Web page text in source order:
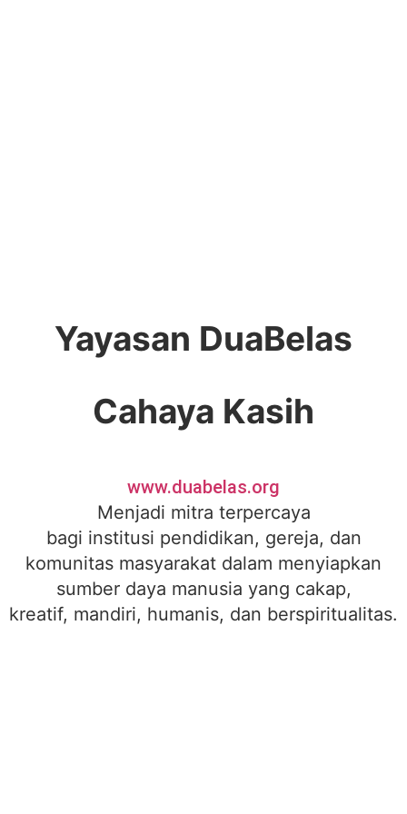
Yayasan DuaBelas
Cahaya Kasih
www.duabelas.org
Menjadi mitra terpercaya
bagi institusi pendidikan, gereja, dan
komunitas masyarakat dalam menyiapkan
sumber daya manusia yang cakap,
kreatif, mandiri, humanis, dan berspiritualitas.